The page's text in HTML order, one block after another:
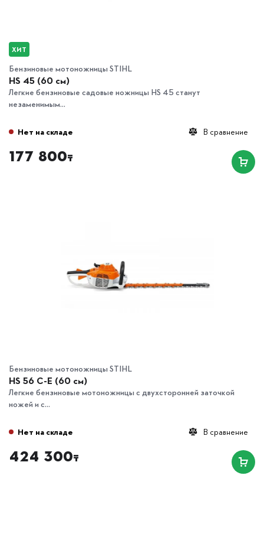
ХИТ
Бензиновые мотоножницы STIHL
HS 45 (60 см)
Легкие бензиновые садовые ножницы HS 45 станут
незаменимым...
В сравнение
Нет на складе
177 800₸
Бензиновые мотоножницы STIHL
HS 56 C-E (60 см)
Легкие бензиновые мотоножницы с двухсторонней заточкой
ножей и с...
В сравнение
Нет на складе
424 300₸